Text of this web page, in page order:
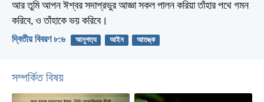
আর তুমি আপন ঈশ্বর সদাপ্রভুর আজ্ঞা সকল পালন করিয়া তাঁহার পথে গমন
করিবে, ও তাঁহাকে ভয় করিবে।
দ্বিতীয় বিবরণ ৮:৬ আনুগত্য আইন আতঙ্ক
সম্পর্কিত বিষয়